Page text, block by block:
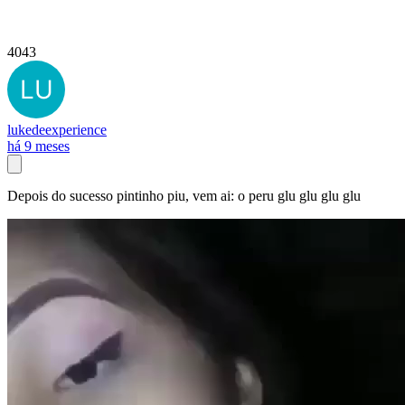
4043
lukedeexperience
há 9 meses
Depois do sucesso pintinho piu, vem ai: o peru glu glu glu glu